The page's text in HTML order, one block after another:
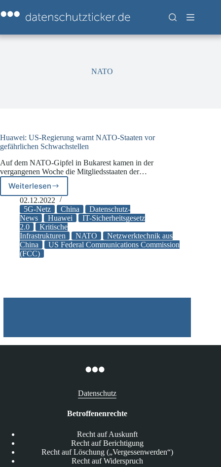
Inhalt
springen
NATO
Huawei: US-Regierung warnt NATO-Staaten vor
gefährlichen Schwachstellen
Auf dem NATO-Gipfel in Bukarest kamen in der
vergangenen Woche die Mitgliedsstaaten der…
Weiterlesen
Huawei:
US-
Regierung
warnt
NATO-
Staaten
vor
gefährlichen
02.12.2022
5G-Netz
China
Datenschutz-
News
Huawei
IT-Sicherheitsgesetz
2.0
Kritische
Infrastrukturen
NATO
Netzwerktechnik aus
China
US Federal Communications Commission
(FCC)
Datenschutz
Betroffenenrechte
Recht auf Auskunft
Recht auf Berichtigung
Recht auf Löschung („Vergessenwerden“)
Recht auf Widerspruch